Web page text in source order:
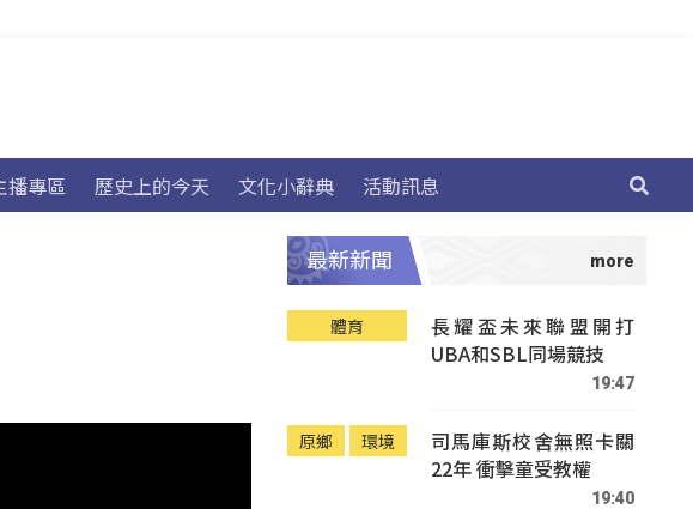
播專區 歷史上的今天 文化小辭典 活動訊息
最新新聞
體育
長耀盃未來聯盟開打
UBA和SBL同場競技
19:47
原鄉 環境
司馬庫斯校舍無照卡關
22年 衝擊童受教權
19:40